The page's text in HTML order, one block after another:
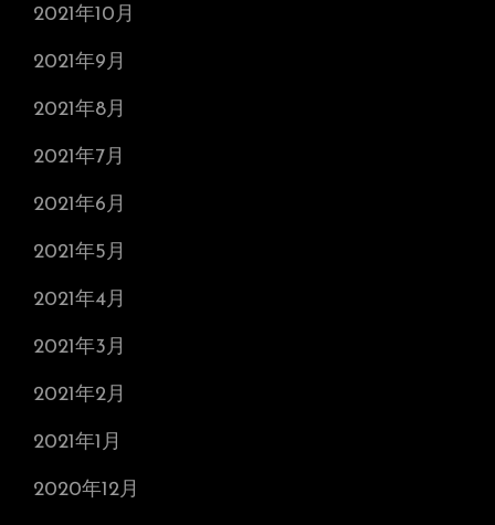
2021年10月
2021年9月
2021年8月
2021年7月
2021年6月
2021年5月
2021年4月
2021年3月
2021年2月
2021年1月
2020年12月